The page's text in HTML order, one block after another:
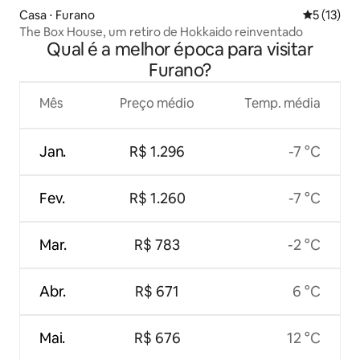
Casa ⋅ Furano 5 de uma
5 (13)
The Box House, um retiro de Hokkaido reinventado
Qual é a melhor época para visitar
Furano?
Mês
Jan.
Fev.
Mar.
Abr.
Mai.
Preço médio
R$ 1.296
R$ 1.260
R$ 783
R$ 671
R$ 676
Temp. média
-7 °C
-7 °C
-2 °C
6 °C
12 °C